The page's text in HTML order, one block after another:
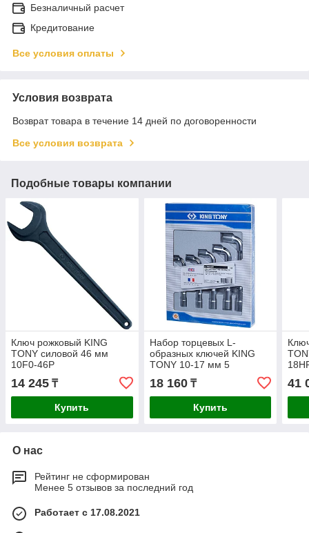
Безналичный расчет
Кредитование
Все условия оплаты
Условия возврата
Возврат товара в течение 14 дней по договоренности
Все условия возврата
Подобные товары компании
Ключ рожковый KING
TONY силовой 46 мм
10F0-46P
14 245 ₸
Купить
Набор торцевых L-
образных ключей KING
TONY 10-17 мм 5
предметов 1805MR
18 160₸
Купить
41
О нас
Рейтинг не сформирован
Менее 5 отзывов за последний год
Работает с 17.08.2021